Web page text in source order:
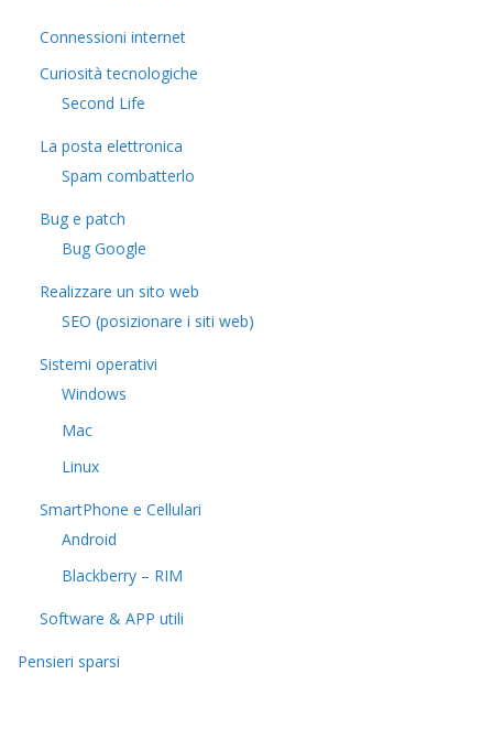
Connessioni internet
Curiosità tecnologiche
​Second Life
La posta elettronica
Spam combatterlo
Bug e patch
Bug Google
Realizzare un sito web
SEO (posizionare i siti web)
Sistemi operativi
Windows
Mac
Linux
SmartPhone e Cellulari
Android
Blackberry – RIM
Software & APP utili
Pensieri sparsi